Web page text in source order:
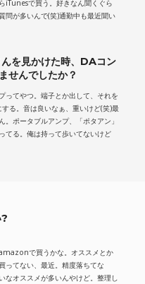
iTunesで買う。好きなん聞くぐら
問が多いんで(笑)通勤中も最近聞い
を見かけた時、DAコン
せんでしたか？
ってやつ。端子とか出して、それを
る。音は良いなぁ、重いけど(笑)最
ポータブルアンプ、「ポタアン」
てる。俺は持って歩いてないけど
で買うかな。オススメとか
ってない、最近。精度落ちてな
オススメが多いんやけど。整理し